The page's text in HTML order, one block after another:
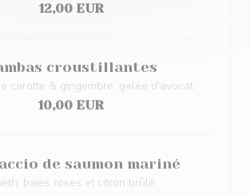
12,00 EUR
croustillantes
carotte & gingembre, gelée d'avocat
10,00 EUR
de saumon mariné
baies roses et citron brûlé